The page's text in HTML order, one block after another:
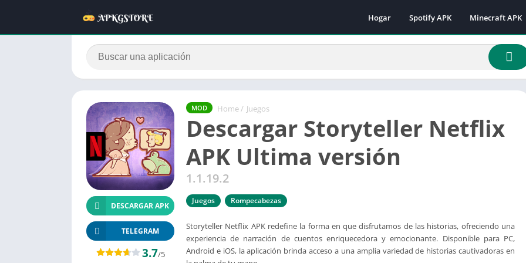
Hogar Spotify APK
Minecraft APK
Minecraft
Minecraft 1.18
Minecraft 1.18.2
Minecraft 1.19.0
Minecraft
MOD Home / Juegos
Descargar Storyteller Netflix
APK Ultima versión
1.1.19.2
Juegos Rompecabezas
Storyteller Netflix APK redefine la forma en que disfrutamos de las historias, ofreciendo una
experiencia de narración de cuentos enriquecedora y emocionante. Disponible para PC,
Android e iOS, la aplicación brinda acceso a una amplia variedad de historias cautivadoras en
DESCARGAR APK
TELEGRAM
3.7/5